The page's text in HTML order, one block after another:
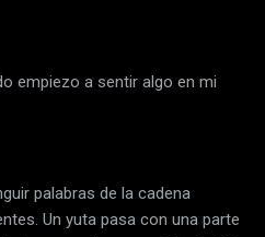
empiezo a sentir algo en mi
palabras de la cadena
Un yuta pasa con una parte